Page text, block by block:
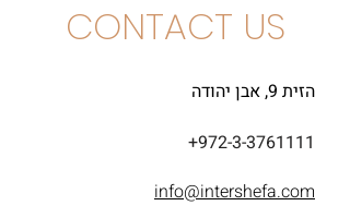
CONTACT US
הזית 9, אבן יהודה
+972-3-3761111
info@intershefa.com